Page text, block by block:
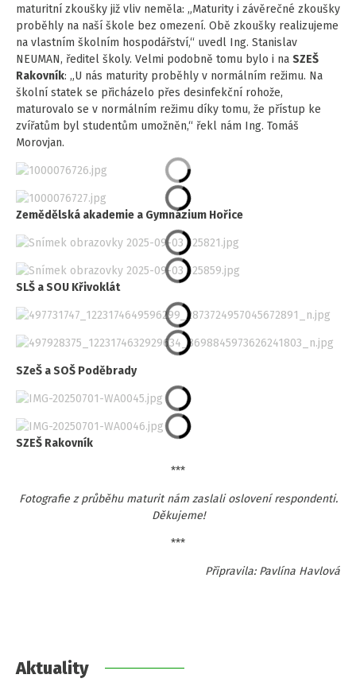
maturitní zkoušky již vliv neměla: „Maturity i závěrečné zkoušky
proběhly na naší škole bez omezení. Obě zkoušky realizujeme
na vlastním školním hospodářství,“ uvedl Ing. Stanislav
NEUMAN, ředitel školy. Velmi podobně tomu bylo i na SZEŠ
Rakovník: „U nás maturity proběhly v normálním režimu. Na
školní statek se přicházelo přes desinfekční rohože,
maturovalo se v normálním režimu díky tomu, že přístup ke
zvířatům byl studentům umožněn,“ řekl nám Ing. Tomáš
Morovjan.
Zemědělská akademie a Gymnázium Hořice
SLŠ a SOU Křivoklát
SZeŠ a SOŠ Poděbrady
SZEŠ Rakovník
***
Fotografie z průběhu maturit nám zaslali oslovení respondenti.
Děkujeme!
***
Připravila: Pavlína Havlová
Aktuality